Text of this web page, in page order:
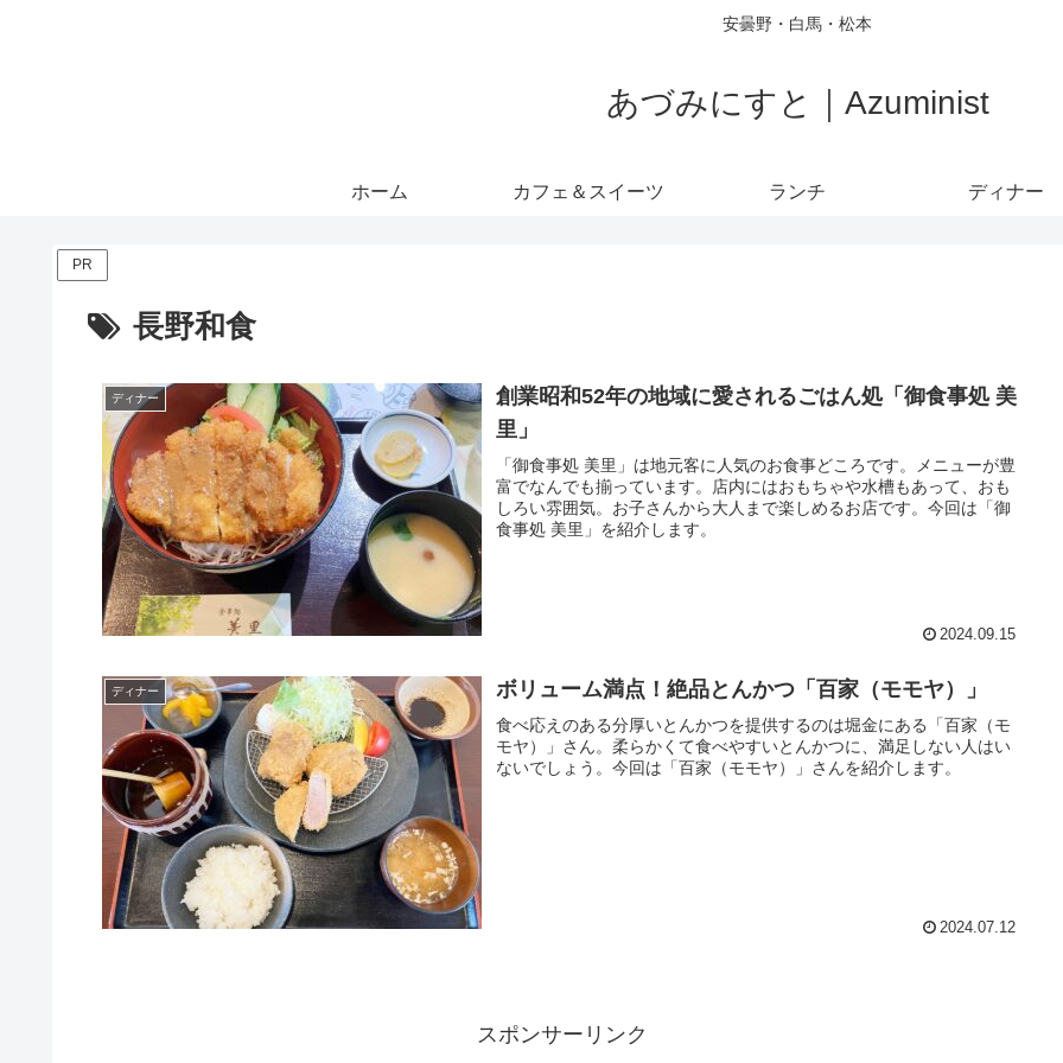
安曇野・白馬・松本
あづみにすと｜Azuminist
ホーム カフェ＆スイーツ ランチ ディナー
PR
長野和食
ディナー
創業昭和52年の地域に愛されるごはん処「御食事処 美
里」
「御食事処 美里」は地元客に人気のお食事どころです。メニューが豊
富でなんでも揃っています。店内にはおもちゃや水槽もあって、おも
しろい雰囲気。お子さんから大人まで楽しめるお店です。今回は「御
食事処 美里」を紹介します。
2024.09.15
ディナー ボリューム満点！絶品とんかつ「百家（モモヤ）」
食べ応えのある分厚いとんかつを提供するのは堀金にある「百家（モ
モヤ）」さん。柔らかくて食べやすいとんかつに、満足しない人はい
ないでしょう。今回は「百家（モモヤ）」さんを紹介します。
2024.07.12
スポンサーリンク